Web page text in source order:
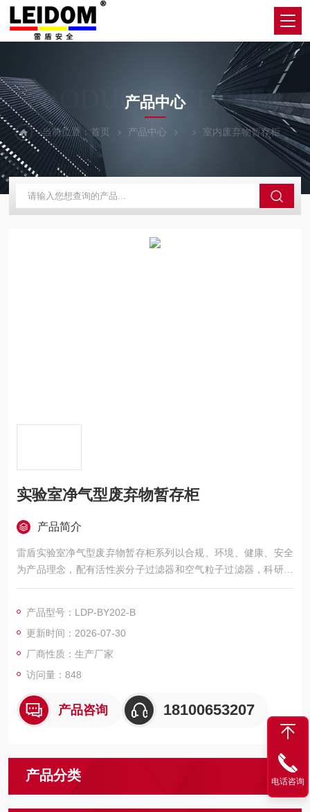
PRODUCTS CENTER
产品中心
当前位置：首页 产品中心 室内废弃物暂存柜
实验室净气型废弃物暂存柜
产品简介
雷盾实验室净气型废弃物暂存柜系列以合规、环境、健康、安全
为产品理念，配有活性炭分子过滤器和空气粒子过滤器，科研人
员在柜内储存危险废物时，有害气体被过滤装置内的过滤器所吸
类分区收集、安全集中暂存、智能便捷管理等功能。
产品型号：LDP-BY202-B
更新时间：2026-07-30
厂商性质：生产厂家
访问量：848
产品咨询 18100653207
产品分类 电话咨询